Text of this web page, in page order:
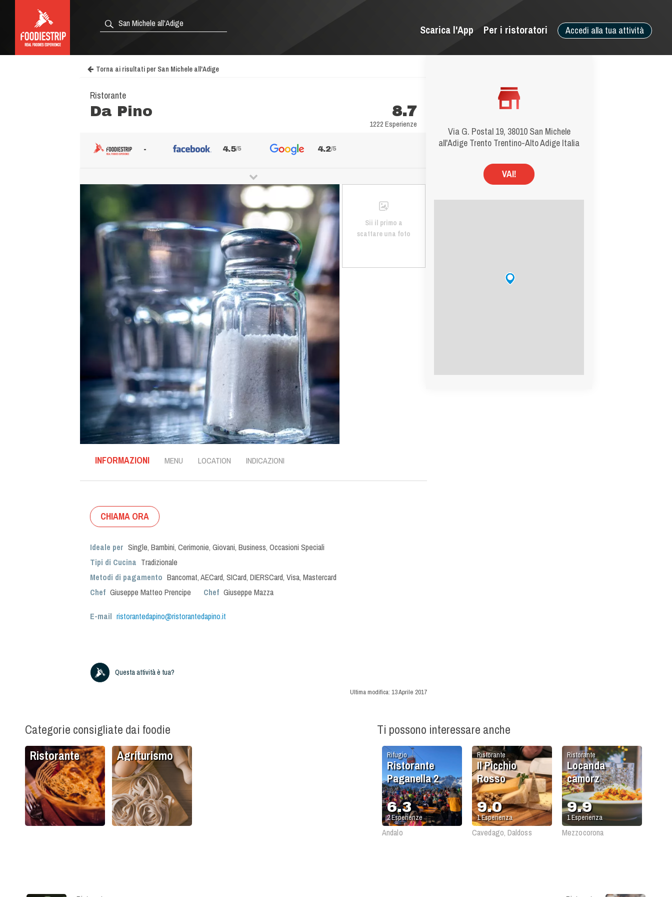
Accedi alla tua attività
Per i ristoratori
Scarica l'App
Via G. Postal 19, 38010 San Michele
all'Adige Trento Trentino-Alto Adige Italia
VAI!
Torna ai risultati per San Michele all'Adige
Ristorante
Da Pino 8.7
1222 Esperienze
- 4.5/5 4.2/5
Sii il primo a
scattare una foto
INFORMAZIONI MENU LOCATION INDICAZIONI
CHIAMA ORA
Ideale per Single, Bambini, Cerimonie, Giovani, Business, Occasioni Speciali
Tipi di Cucina Tradizionale
Metodi di pagamento Bancomat, AECard, SICard, DIERSCard, Visa, Mastercard
Chef Giuseppe Matteo Prencipe Chef Giuseppe Mazza
E-mail ristorantedapino@ristorantedapino.it
Questa attività è tua?
Ultima modifica: 13 Aprile 2017
Categorie consigliate dai foodie
Ristorante Agriturismo
Ti possono interessare anche
Ristorante
Locanda
camorz
9.9
1Esperienza
Mezzocorona
Ristorante
Il Picchio
Rosso
9.0
1Esperienza
Cavedago, Daldoss
Rifugio
Ristorante
Paganella 2
6.3
2Esperienze
Andalo